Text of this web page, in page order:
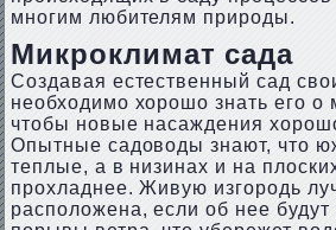
многим любителям природы.
Микроклимат сада
Создавая естественный сад
необходимо хорошо знать его о
чтобы новые насаждения
Опытные садоводы знают, что
теплые, а в низинах и на
прохладнее. Живую изгородь
расположена, если об нее будут